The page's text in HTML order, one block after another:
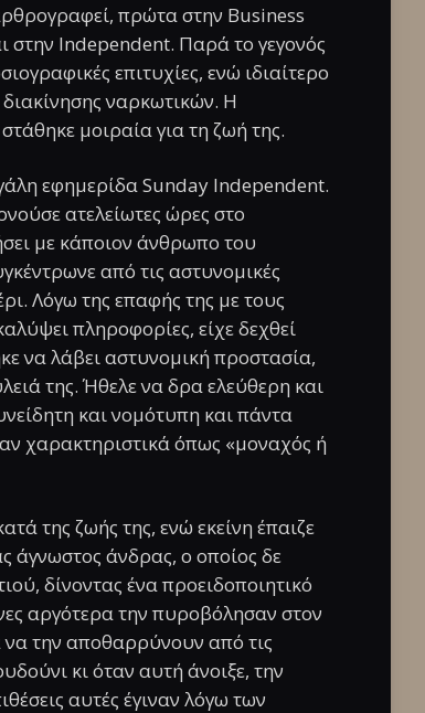
πρώτα στην Business
στην Independent. Παρά το γεγονός
επιτυχίες, ενώ ιδιαίτερο
ναρκωτικών. Η
μοιραία για τη ζωή της.
εφημερίδα Sunday Independent.
ατελείωτες ώρες στο
με κάποιον άνθρωπο του
από τις αστυνομικές
Λόγω της επαφής της με τους
πληροφορίες, είχε δεχθεί
να λάβει αστυνομική προστασία,
της. Ήθελε να δρα ελεύθερη και
και νομότυπη και πάντα
χαρακτηριστικά όπως «μοναχός ή
της ζωής της, ενώ εκείνη έπαιζε
άγνωστος άνδρας, ο οποίος δε
δίνοντας ένα προειδοποιητικό
αργότερα την πυροβόλησαν στον
να την αποθαρρύνουν από τις
κι όταν αυτή άνοιξε, την
αυτές έγιναν λόγω των